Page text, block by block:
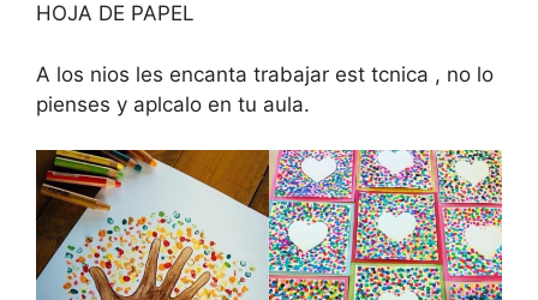
HOJA DE PAPEL
A los nios les encanta trabajar est tcnica , no lo
pienses y aplcalo en tu aula.